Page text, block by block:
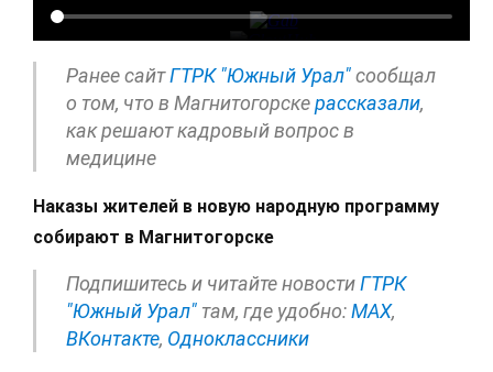
Ранее сайтГТРК "Южный Урал"сообщал
о том, что в Магнитогорскерассказали,
как решают кадровый вопрос в
медицине
Наказы жителей в новую народную программу
собирают в Магнитогорске
Подпишитесь и читайте новостиГТРК
"Южный Урал" там, где удобно:МАХ,
ВКонтакте, Одноклассники